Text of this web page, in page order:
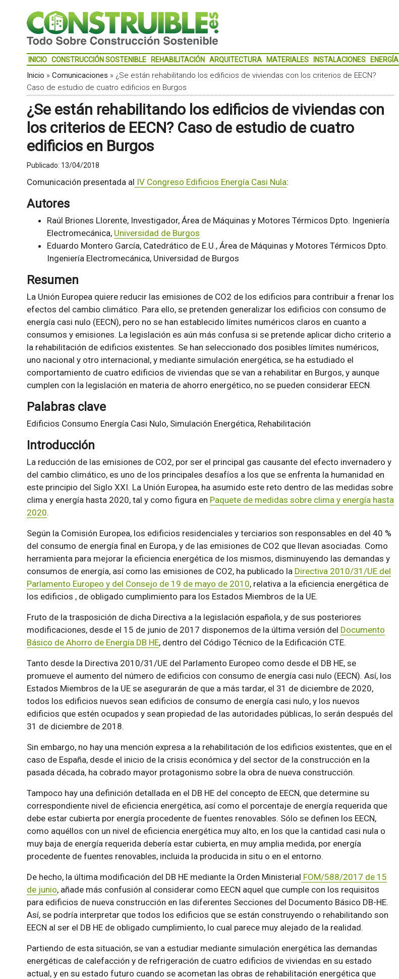
INICIO CONSTRUCCIÓN SOSTENIBLE REHABILITACIÓN ARQUITECTURA MATERIALES INSTALACIONES ENERGÍA
Inicio » Comunicaciones » ¿Se están rehabilitando los edificios de viviendas con los criterios de EECN?
Caso de estudio de cuatro edificios en Burgos
¿Se están rehabilitando los edificios de viviendas con
los criterios de EECN? Caso de estudio de cuatro
edificios en Burgos
Publicado: 13/04/2018
Comunicación presentada al IV Congreso Edificios Energía Casi Nula:
Autores
Raúl Briones Llorente, Investigador, Área de Máquinas y Motores Térmicos Dpto. Ingeniería
Electromecánica, Universidad de Burgos
Eduardo Montero García, Catedrático de E.U., Área de Máquinas y Motores Térmicos Dpto.
Ingeniería Electromecánica, Universidad de Burgos
Resumen
La Unión Europea quiere reducir las emisiones de CO2 de los edificios para contribuir a frenar los
efectos del cambio climático. Para ello, se pretenden generalizar los edificios con consumo de
energía casi nulo (EECN), pero no se han establecido límites numéricos claros en cuanto a
consumos y emisiones. La legislación es aún más confusa si se pretende aplicar dicho criterio a
la rehabilitación de edificios existentes. Se han seleccionado dos posibles límites numéricos,
uno nacional y otro internacional, y mediante simulación energética, se ha estudiado el
comportamiento de cuatro edificios de viviendas que se van a rehabilitar en Burgos, y aunque
cumplen con la legislación en materia de ahorro energético, no se pueden considerar EECN.
Palabras clave
Edificios Consumo Energía Casi Nulo, Simulación Energética, Rehabilitación
Introducción
La reducción de las emisiones de CO2, por ser el principal gas causante del efecto invernadero y
del cambio climático, es uno de los principales desafíos a los que se enfrenta la humanidad en
este principio del Siglo XXI. La Unión Europea, ha asumido este reto dentro de las medidas sobre
clima y energía hasta 2020, tal y como figura en Paquete de medidas sobre clima y energía hasta
2020.
Según la Comisión Europea, los edificios residenciales y terciarios son responsables en del 40 %
del consumo de energía final en Europa, y de las emisiones de CO2 que llevan asociadas. Como
herramienta para mejorar la eficiencia energética de los mismos, disminuyendo las demandas y
consumos de energía, así como las emisiones de CO2, ha publicado la Directiva 2010/31/UE del
Parlamento Europeo y del Consejo de 19 de mayo de 2010, relativa a la eficiencia energética de
los edificios , de obligado cumplimiento para los Estados Miembros de la UE.
Fruto de la trasposición de dicha Directiva a la legislación española, y de sus posteriores
modificaciones, desde el 15 de junio de 2017 disponemos de la última versión del Documento
Básico de Ahorro de Energía DB HE, dentro del Código Técnico de la Edificación CTE.
Tanto desde la Directiva 2010/31/UE del Parlamento Europeo como desde el DB HE, se
promueve el aumento del número de edificios con consumo de energía casi nulo (EECN). Así, los
Estados Miembros de la UE se asegurarán de que a más tardar, el 31 de diciembre de 2020,
todos los edificios nuevos sean edificios de consumo de energía casi nulo, y los nuevos
edificios que estén ocupados y sean propiedad de las autoridades públicas, lo serán después del
31 de diciembre de 2018.
Sin embargo, no hay una mención expresa a la rehabilitación de los edificios existentes, que en el
caso de España, desde el inicio de la crisis económica y del sector de la construcción en la
pasada década, ha cobrado mayor protagonismo sobre la obra de nueva construcción.
Tampoco hay una definición detallada en el DB HE del concepto de EECN, que determine su
correspondiente nivel de eficiencia energética, así como el porcentaje de energía requerida que
debe estar cubierta por energía procedente de fuentes renovables. Sólo se definen los EECN,
como aquéllos con un nivel de eficiencia energética muy alto, en los que la cantidad casi nula o
muy baja de energía requerida debería estar cubierta, en muy amplia medida, por energía
procedente de fuentes renovables, incluida la producida in situ o en el entorno.
De hecho, la última modificación del DB HE mediante la Orden Ministerial FOM/588/2017 de 15
de junio, añade más confusión al considerar como EECN aquel que cumple con los requisitos
para edificios de nueva construcción en las diferentes Secciones del Documento Básico DB-HE.
Así, se podría interpretar que todos los edificios que se están construyendo o rehabilitando son
EECN al ser el DB HE de obligado cumplimiento, lo cual parece muy alejado de la realidad.
Partiendo de esta situación, se van a estudiar mediante simulación energética las demandas
energéticas de calefacción y de refrigeración de cuatro edificios de viviendas en su estado
actual, y en su estado futuro cuando se acometan las obras de rehabilitación energética que